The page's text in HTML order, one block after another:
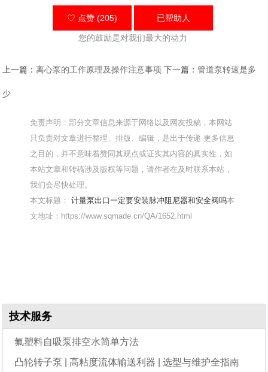
♡ 点赞 (205) 已帮助 人
您的鼓励是对我们最大的动力
上一篇：离心泵的工作原理及操作注意事项 下一篇：管道泵转速是多
少
免责声明：部分文章信息来源于网络以及网友投稿，本网站
只负责对文章进行整理、排版、编辑，是出于传递 更多信息
之目的，并不意味着赞同其观点或证实其内容的真实性，如
本站文章和转稿涉及版权等问题，请作者在及时联系本站，
我们会尽快处理。
本文标题：计量泵出口一定要安装脉冲阻尼器和安全阀吗本
文地址：https://www.sqmade.cn/QA/1652.html
技术服务
氟塑料自吸泵排空水简单方法
凸轮转子泵 | 高粘度流体输送利器 | 选型与维护全指南